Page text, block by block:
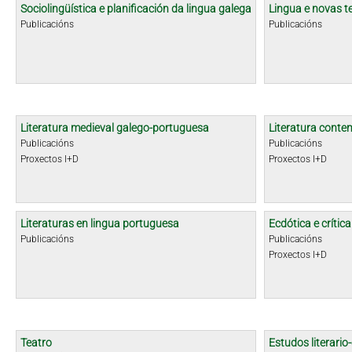
Sociolingüística e planificación da lingua galega
Publicacións
Lingua e novas
Publicacións
Literatura medieval galego-portuguesa
Publicacións
Proxectos I+D
Literatura
Publicacións
Proxectos I+D
Literaturas en lingua portuguesa
Publicacións
Ecdótica e
Publicacións
Proxectos I+D
Teatro Estudos